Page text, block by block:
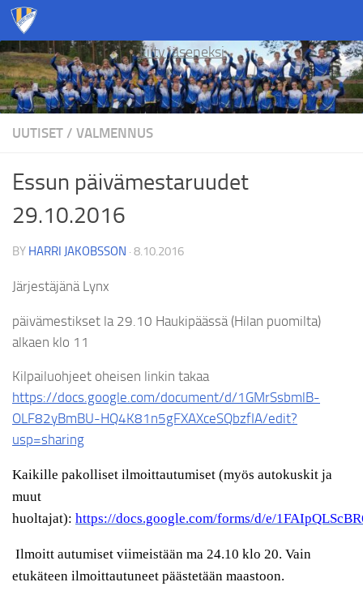
Skip to content
Liity jäseneksi
UUTISET / VALMENNUS
Essun päivämestaruudet
29.10.2016
BY HARRI JAKOBSSON · 8.10.2016
Järjestäjänä Lynx
päivämestikset la 29.10 Haukipäässä (Hilan puomilta)
alkaen klo 11
Kilpailuohjeet oheisen linkin takaa
https://docs.google.com/document/d/1GMrSsbmlB-
OLF82yBmBU-HQ4K81n5gFXAXceSQbzfIA/edit?
usp=sharing
Kaikille pakolliset ilmoittautumiset (myös autokuskit ja
muut
huoltajat): https://docs.google.com/forms/d/e/
Ilmoitt autumiset viimeistään ma 24.10 klo 20. Vain
etukäteen ilmoittautuneet päästetään maastoon.